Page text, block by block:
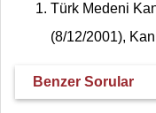
Türk Medeni
(8/12/2001),
Benzer Sorular